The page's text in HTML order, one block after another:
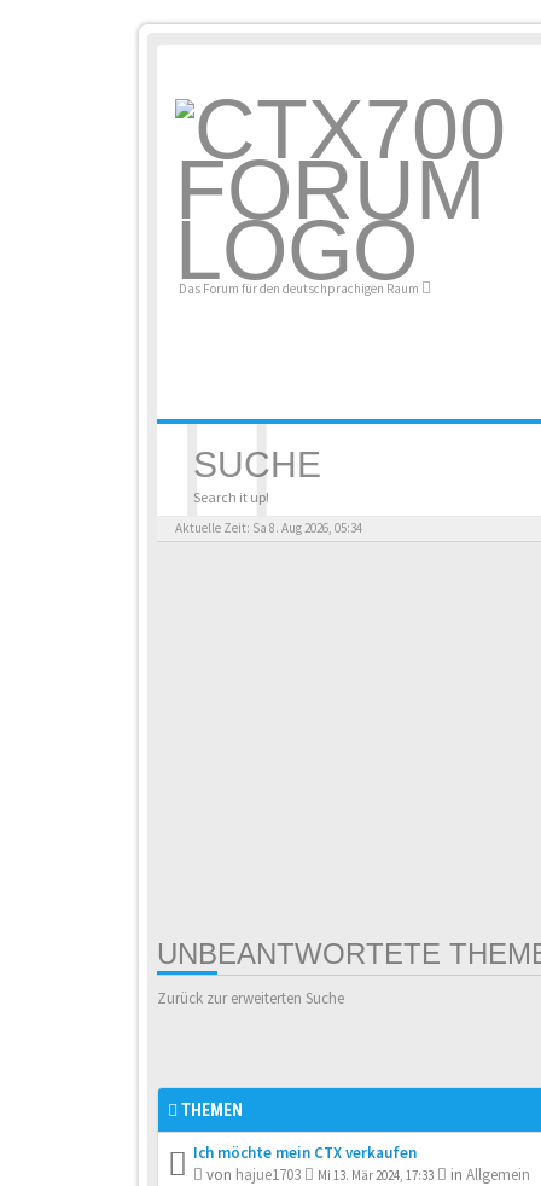
Das Forum für den deutschprachigen Raum
SUCHE
Search it up!
Aktuelle Zeit: Sa 8. Aug 2026, 05:34
UNBEANTWORTETE
Zurück zur erweiterten Suche
THEMEN
Ich möchte mein CTX verkaufen
von hajue1703 Mi 13. Mär 2024, 17:33 in Allgemein